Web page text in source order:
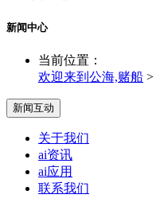
新闻中心
当前位置：
欢迎来到公海,赌船 >
新闻互动
关于我们
ai资讯
ai应用
联系我们